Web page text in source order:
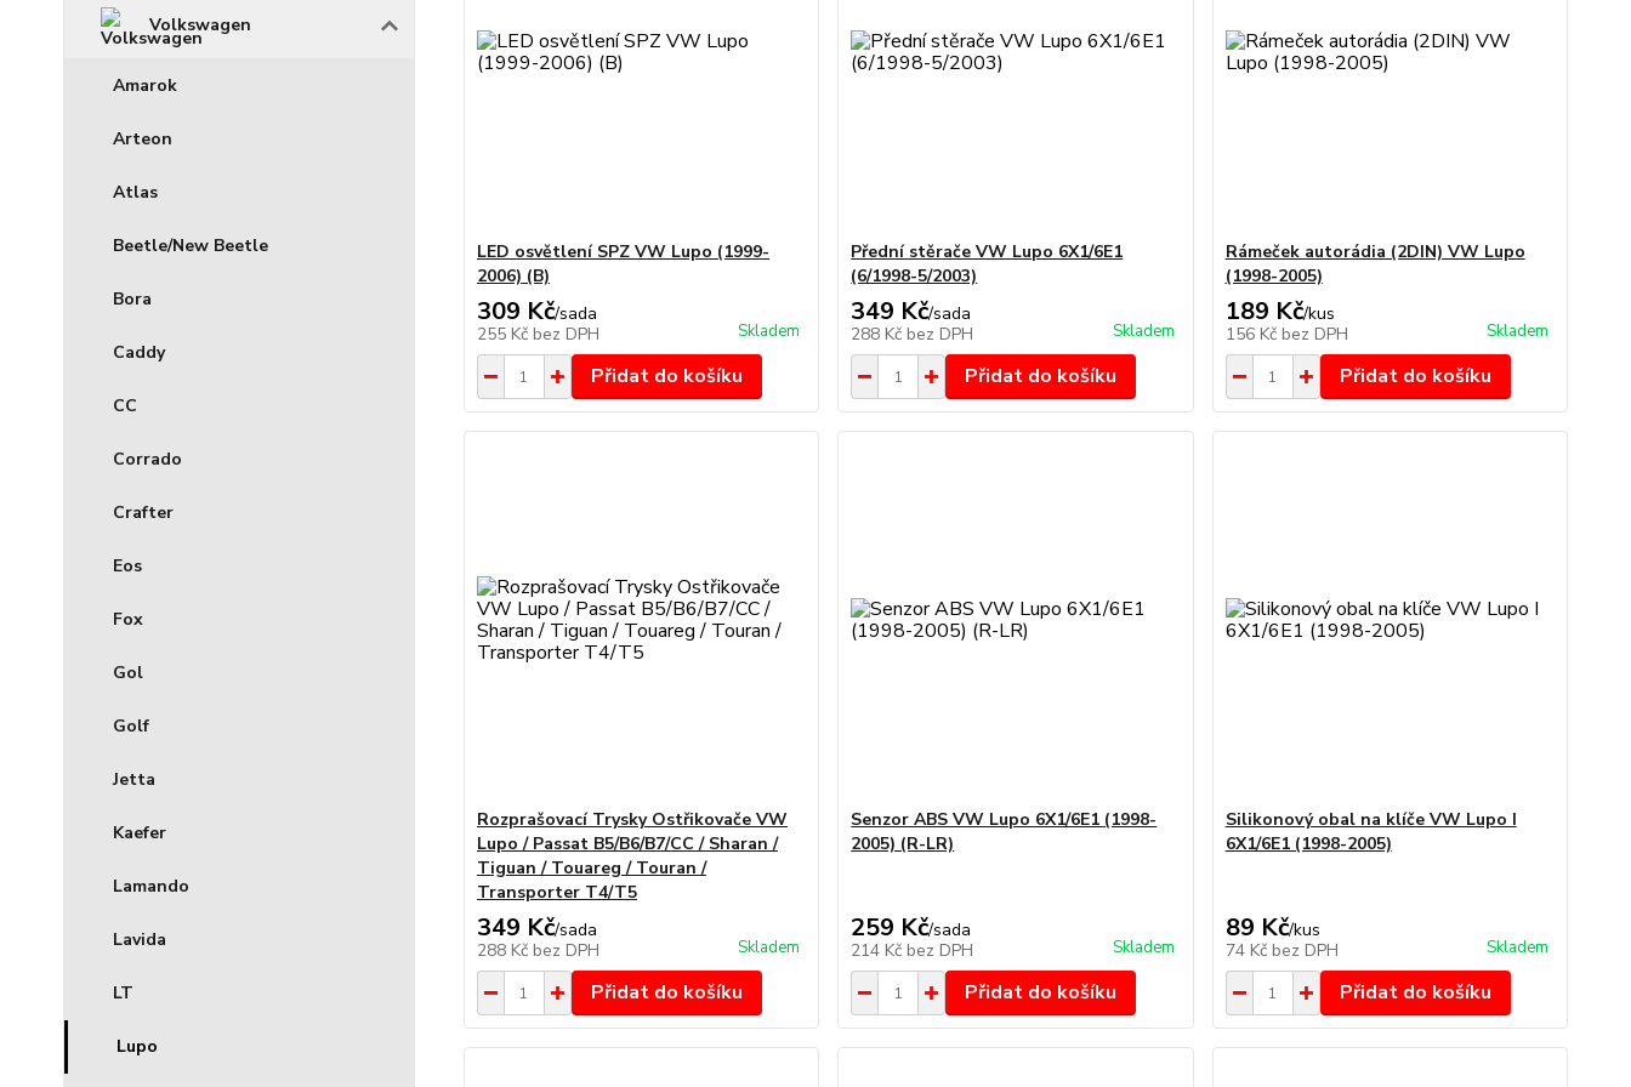
Volkswagen
Amarok
Arteon
Atlas
Beetle/New Beetle
Bora
Caddy
CC
Corrado
Crafter
Eos
Fox
Gol
Golf
Jetta
Kaefer
Lamando
Lavida
LT
Lupo
LED osvětlení SPZ VW Lupo (1999-
2006) (B)
309 Kč/sada
255 Kč bez DPH Skladem
Přidat do košíku
Přední stěrače VW Lupo 6X1/6E1
(6/1998-5/2003)
349 Kč/sada
288 Kč bez DPH Skladem
Přidat do košíku
Rámeček autorádia (2DIN) VW Lupo
(1998-2005)
189 Kč/kus
156 Kč bez DPH Skladem
Přidat do košíku
Rozprašovací Trysky Ostřikovače VW
Lupo / Passat B5/B6/B7/CC / Sharan /
Tiguan / Touareg / Touran /
Transporter T4/T5
349 Kč/sada
288 Kč bez DPH Skladem
Přidat do košíku
Senzor ABS VW Lupo 6X1/6E1 (1998-
2005) (R-LR)
259 Kč/sada
214 Kč bez DPH Skladem
Přidat do košíku
Silikonový obal na klíče VW Lupo I
6X1/6E1 (1998-2005)
89 Kč/kus
74 Kč bez DPH Skladem
Přidat do košíku